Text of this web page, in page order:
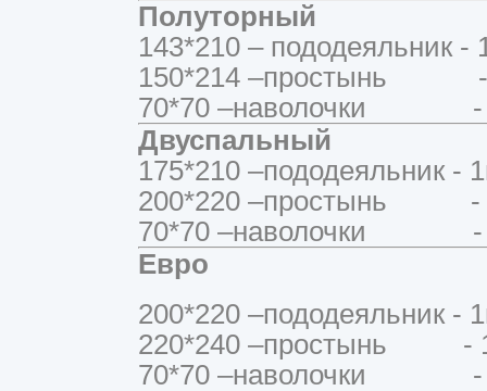
Полуторный
143*210 – пододеяльник -
150*214 –простынь -
70*70 –наволочки -
Двуспальный
175*210 –пододеяльник -
200*220 –простынь -
70*70 –наволочки -
Евро
200*220 –пододеяльник -
220*240 –простынь -
70*70 –наволочки -